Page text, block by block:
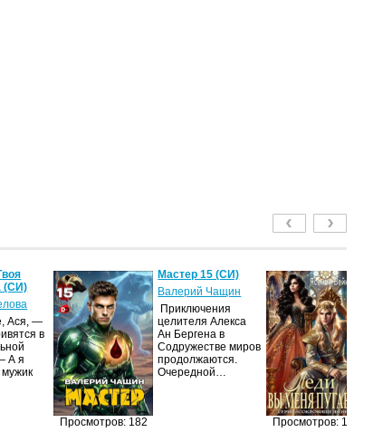
(СИ)
Ася, —
в
А я
мужик
Просмотров: 182
Мастер 15 (СИ)
Валерий Чащин
Приключения
целителя Алекса
Ан Бергена в
Содружестве миров
продолжаются.
Очередной…
Просмотров: 170